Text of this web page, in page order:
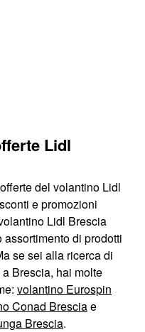
Lidl
del volantino Lidl
e promozioni
Lidl Brescia
assortimento di prodotti
se sei alla ricerca di
Brescia, hai molte
volantino Eurospin
Conad Bresciae
Brescia.